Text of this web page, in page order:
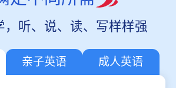
，听、说、读、写样样强
亲子英语 成人英语